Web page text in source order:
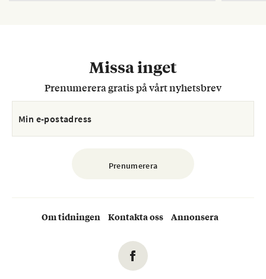
Missa inget
Prenumerera gratis på vårt nyhetsbrev
Om tidningen Kontakta oss Annonsera